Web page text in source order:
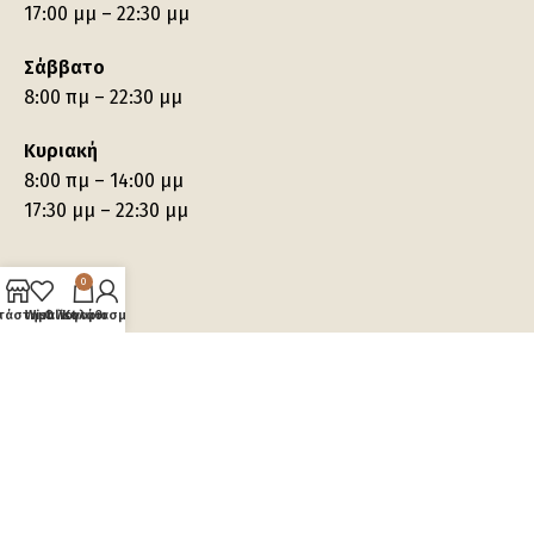
17:00 μμ – 22:30 μμ
Σάββατο
8:00 πμ – 22:30 μμ
Κυριακή
8:00 πμ – 14:00 μμ
17:30 μμ – 22:30 μμ
Wishlist
0
Καλάθι
Ο λογαριασμός μου